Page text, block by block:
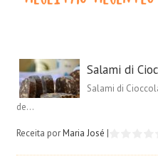
Salami di
Salami di
de...
Receita porMaria José |